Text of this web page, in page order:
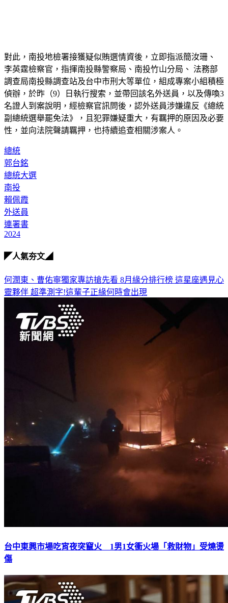
對此，南投地檢署接獲疑似賄選情資後，立即指派簡汝珊、
李英霆檢察官，指揮南投縣警察局、南投竹山分局、 法務部
調查局南投縣調查站及台中市刑大等單位，組成專案小組積極
偵辦，於昨（9）日執行搜索，並帶回該名外送員，以及傳喚3
名證人到案說明，經檢察官訊問後，認外送員涉嫌違反《總統
副總統選舉罷免法》，且犯罪嫌疑重大，有羈押的原因及必要
性，並向法院聲請羈押，也持續追查相關涉案人。
總統
郭台銘
總統大選
南投
賴佩霞
外送員
連署書
2024
◤人氣夯文◢
何潤東、曹佑寧獨家專訪搶先看 8月緣分排行榜 這星座遇見心
靈夥伴 超準測字!這輩子正緣何時會出現
台中東興市場吃宵夜突竄火 1男1女衝火場「救財物」受燒燙
傷